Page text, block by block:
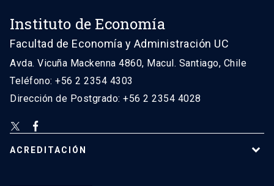
Instituto de Economía
Facultad de Economía y Administración UC
Avda. Vicuña Mackenna 4860, Macul. Santiago, Chile
Teléfono: +56 2 2354 4303
Dirección de Postgrado: +56 2 2354 4028
ACREDITACIÓN